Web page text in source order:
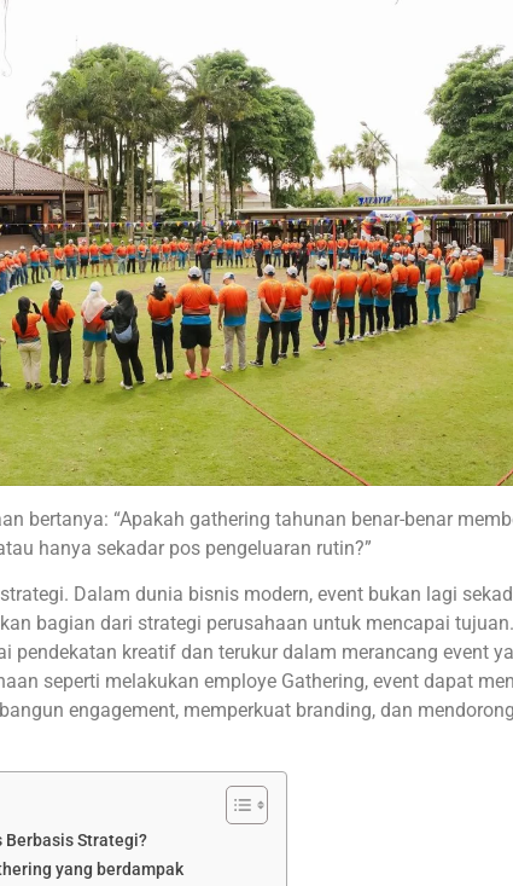
bertanya: “Apakah gathering tahunan benar-benar
hanya sekadar pos pengeluaran rutin?”
Dalam dunia bisnis modern, event bukan lagi
bagian dari strategi perusahaan untuk mencapai
pendekatan kreatif dan terukur dalam merancang event
seperti melakukan employe Gathering, event dapat
engagement, memperkuat branding, dan mendorong
Berbasis Strategi?
yang berdampak